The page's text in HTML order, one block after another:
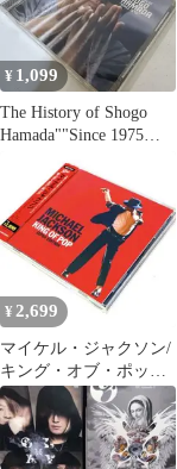
¥ 1,099
The History of Shogo
Hamada""Since 1975…
¥ 2,699
マイケル・ジャクソン/
キング・オブ・ポップ
ジャパン・エディショ
ン [CD]